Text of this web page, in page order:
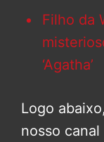
Filho da
‘Agatha’
Logo
nosso canal